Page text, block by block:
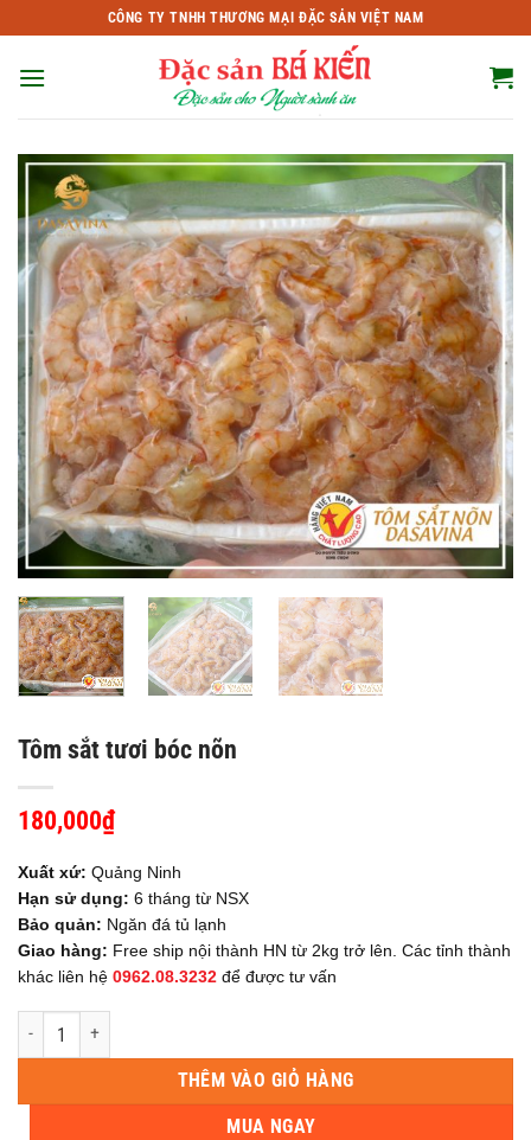
qua
nội
CÔNG TY TNHH THƯƠNG MẠI ĐẶC SẢN VIỆT NAM
Tôm sắt tươi bóc nõn
180,000₫
Xuất xứ: Quảng Ninh
Hạn sử dụng: 6 tháng từ NSX
Bảo quản: Ngăn đá tủ lạnh
Giao hàng: Free ship nội thành HN từ 2kg trở lên. Các tỉnh thành
khác liên hệ 0962.08.3232 để được tư vấn
Tôm sắt tươi bóc nõn số lượng
THÊM VÀO GIỎ HÀNG
MUA NGAY